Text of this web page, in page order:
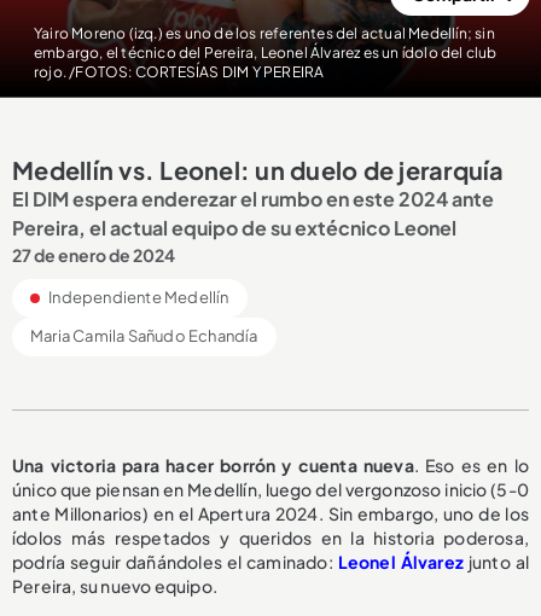
Yairo Moreno (izq.) es uno de los referentes del actual Medellín; sin
embargo, el técnico del Pereira, Leonel Álvarez es un ídolo del club
rojo. /FOTOS: CORTESÍAS DIM Y PEREIRA
Medellín vs. Leonel: un duelo de jerarquía
El DIM espera enderezar el rumbo en este 2024 ante
Pereira, el actual equipo de su extécnico Leonel
27 de enero de 2024
Independiente Medellín
Maria Camila Sañudo Echandía
Una victoria para hacer borrón y cuenta nueva. Eso es en lo
único que piensan en Medellín, luego del vergonzoso inicio (5-0
ante Millonarios) en el Apertura 2024. Sin embargo, uno de los
ídolos más respetados y queridos en la historia poderosa,
podría seguir dañándoles el caminado: Leonel Álvarez junto al
Pereira, su nuevo equipo.